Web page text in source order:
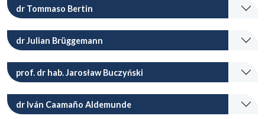
dr Tommaso Bertin
dr Julian Brüggemann
prof. dr hab. Jarosław Buczyński
dr Iván Caamaño Aldemunde